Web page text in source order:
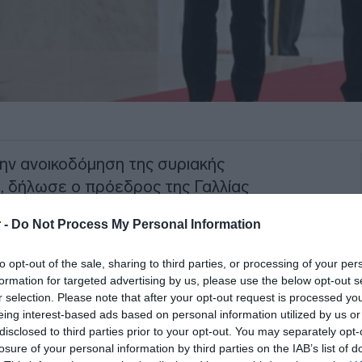
- Do Not Process My Personal Information
opt-out of the sale, sharing to third parties, or processing of your
for targeted advertising by us, please use the below opt-out
selection. Please note that after your opt-out request is processed
interest-based ads based on personal information utilized by us
to third parties prior to your opt-out. You may separately
of your personal information by third parties on the IAB’s list of
ανοικοδόμηση της συριακής
δήλωσε ο πρόεδρος της Γαλλίας
εταίροςτης Συρίας και έχει
του συριακού λαού», πρόσθεσε.
για τηναναδόμηση του
την κεντρική τράπεζα της Συρίας»,
του προέδρου της Συρίας